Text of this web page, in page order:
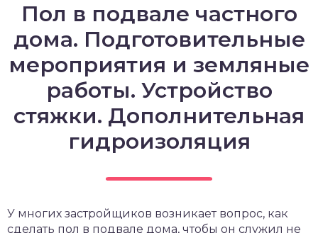
Пол в подвале частного
дома. Подготовительные
мероприятия и земляные
работы. Устройство
стяжки. Дополнительная
гидроизоляция
У многих застройщиков возникает вопрос, как
сделать пол в подвале дома, чтобы он служил не